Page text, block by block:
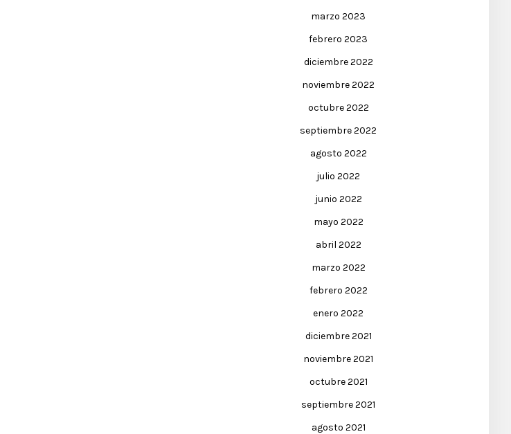
marzo 2023
febrero 2023
diciembre 2022
noviembre 2022
octubre 2022
septiembre 2022
agosto 2022
julio 2022
junio 2022
mayo 2022
abril 2022
marzo 2022
febrero 2022
enero 2022
diciembre 2021
noviembre 2021
octubre 2021
septiembre 2021
agosto 2021